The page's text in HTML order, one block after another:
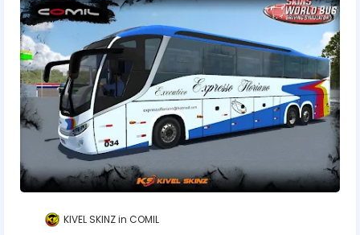
KIVEL SKINZ COMIL